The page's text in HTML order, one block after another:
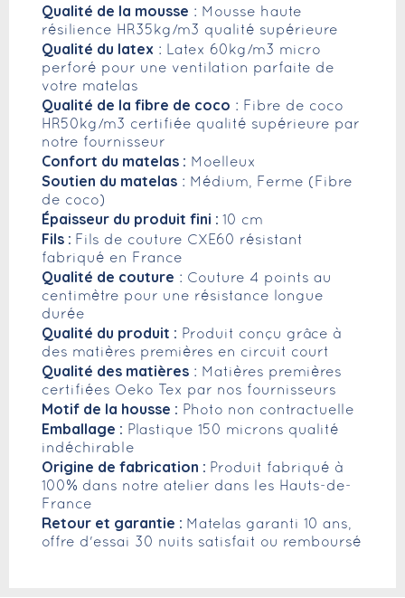
Qualité de la mousse : Mousse haute
résilience HR35kg/m3 qualité supérieure
Qualité du latex : Latex 60kg/m3 micro
perforé pour une ventilation parfaite de
votre matelas
Qualité de la fibre de coco : Fibre de coco
HR50kg/m3 certifiée qualité supérieure par
notre fournisseur
Confort du matelas : Moelleux
Soutien du matelas : Médium, Ferme (Fibre
de coco)
Épaisseur du produit fini : 10 cm
Fils : Fils de couture CXE60 résistant
fabriqué en France
Qualité de couture : Couture 4 points au
centimètre pour une résistance longue
durée
Qualité du produit : Produit conçu grâce à
des matières premières en circuit court
Qualité des matières : Matières premières
certifiées Oeko Tex par nos fournisseurs
Motif de la housse : Photo non contractuelle
Emballage : Plastique 150 microns qualité
indéchirable
Origine de fabrication : Produit fabriqué à
100% dans notre atelier dans les Hauts-de-
France
Retour et garantie : Matelas garanti 10 ans,
offre d'essai 30 nuits satisfait ou remboursé